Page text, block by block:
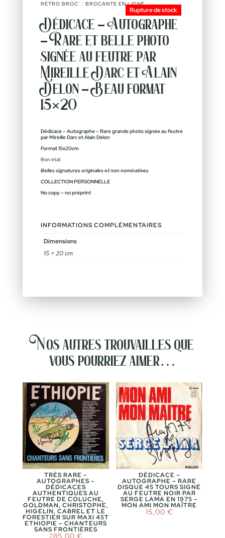
RÉTRO BROC’ : BROCANTE EN LIGNE
Dédicace – Autographe
– Rare et belle photo
signée au feutre par
Mireille Darc et Alain
Delon – Beau format
15×20
Rupture de stock
Dédicace – Autographe – Rare grande photo signée au feutre
par Mireille Darc et Alain Delon
Format 15x20cm
Bon état
Belles signatures originales et non nominatives
COLLECTION PERSONNELLE
No copy – no préprint
INFORMATIONS COMPLÉMENTAIRES
Dimensions
15 × 20 cm
Nos autres trouvailles que
vous pourriez aimer…
TRÈS RARE –
AUTOGRAPHES –
DÉDICACES
AUTHENTIQUES AU
FEUTRE DE COLUCHE,
GOLDMAN, CHRISTOPHE,
HIGELIN, CABREL ET LE
FORESTIER SUR MAXI 45T
ETHIOPIE – CHANTEURS
SANS FRONTIÈRES
285,00 €
DÉDICACE –
AUTOGRAPHE – RARE
DISQUE 45 TOURS SIGNÉ
AU FEUTRE NOIR PAR
SERGE LAMA EN 1975 –
MON AMI MON MAÎTRE
15,00 €